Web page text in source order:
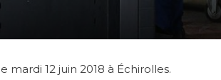
12 juin 2018 à Échirolles.